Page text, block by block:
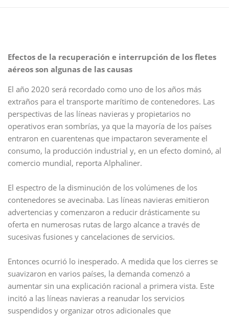
Efectos de la recuperación e interrupción de los fletes
aéreos son algunas de las causas
El año 2020 será recordado como uno de los años más
extraños para el transporte marítimo de contenedores. Las
perspectivas de las líneas navieras y propietarios no
operativos eran sombrías, ya que la mayoría de los países
entraron en cuarentenas que impactaron severamente el
consumo, la producción industrial y, en un efecto dominó, al
comercio mundial, reporta Alphaliner.
El espectro de la disminución de los volúmenes de los
contenedores se avecinaba. Las líneas navieras emitieron
advertencias y comenzaron a reducir drásticamente su
oferta en numerosas rutas de largo alcance a través de
sucesivas fusiones y cancelaciones de servicios.
Entonces ocurrió lo inesperado. A medida que los cierres se
suavizaron en varios países, la demanda comenzó a
aumentar sin una explicación racional a primera vista. Este
incitó a las líneas navieras a reanudar los servicios
suspendidos y organizar otros adicionales que